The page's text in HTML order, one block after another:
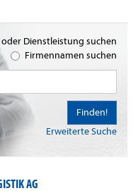
Dienstleistung suchen
Firmennamen suchen
Erweiterte Suche
Finden!
AG